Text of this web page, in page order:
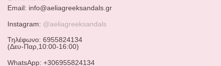
Email: info@aeliagreeksandals.gr
Instagram: @aeliagreeksandals
Τηλέφωνο: 6955824134
(Δευ-Παρ,10:00-16:00)
WhatsApp: +306955824134